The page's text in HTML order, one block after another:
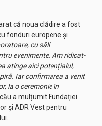
că noua clădire a fost
fonduri europene și
cu săli
evenimente. Am ridicat-
atinge aici potențialul,
Iar confirmarea a venit
la o ceremonie în
a mulțumit Fundației
și ADR Vest pentru